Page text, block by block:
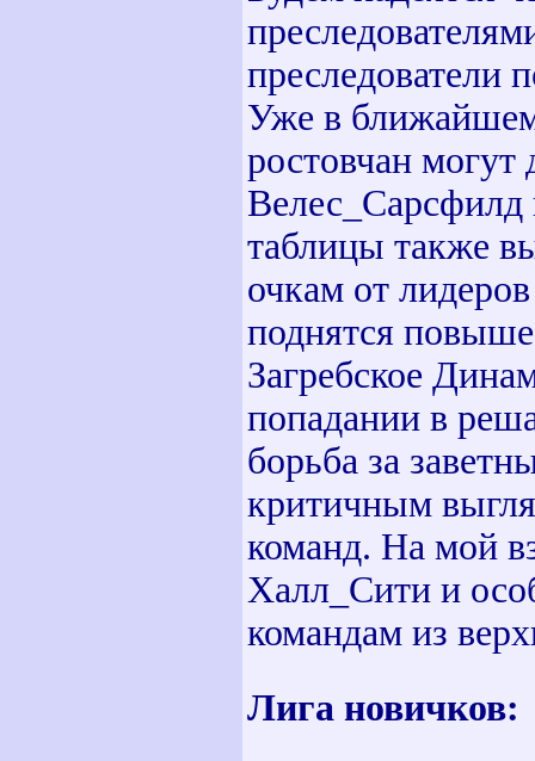
преследователи
Уже в ближайшем
ростовчан могут
таблицы также
очкам от
поднятся
Загребское
попадании в
борьба за
критичным
команд. На мой
Халл_Сити и
командам из
Лига новичков: